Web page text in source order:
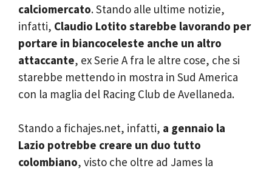
calciomercato. Stando alle ultime notizie,
infatti, Claudio Lotito starebbe lavorando per
portare in biancoceleste anche un altro
attaccante, ex Serie A fra le altre cose, che si
starebbe mettendo in mostra in Sud America
con la maglia del Racing Club de Avellaneda.
Stando a fichajes.net, infatti, a gennaio la
Lazio potrebbe creare un duo tutto
colombiano, visto che oltre ad James la